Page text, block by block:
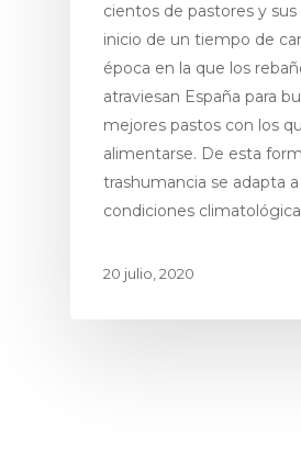
cientos de pastores y sus
inicio de un tiempo de
época en la que los
atraviesan España para
mejores pastos con los
alimentarse. De esta
trashumancia se adapta a
condiciones
20 julio, 2020